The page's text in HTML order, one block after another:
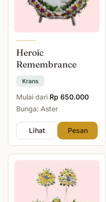
Heroic
Remembrance
Krans
Mulai dari Rp 650.000
Bunga: Aster
Lihat Pesan